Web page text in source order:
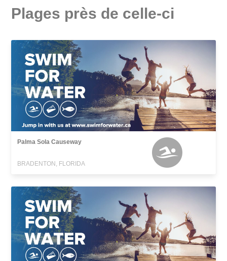
Plages près de celle-ci
Palma Sola Causeway
BRADENTON, FLORIDA